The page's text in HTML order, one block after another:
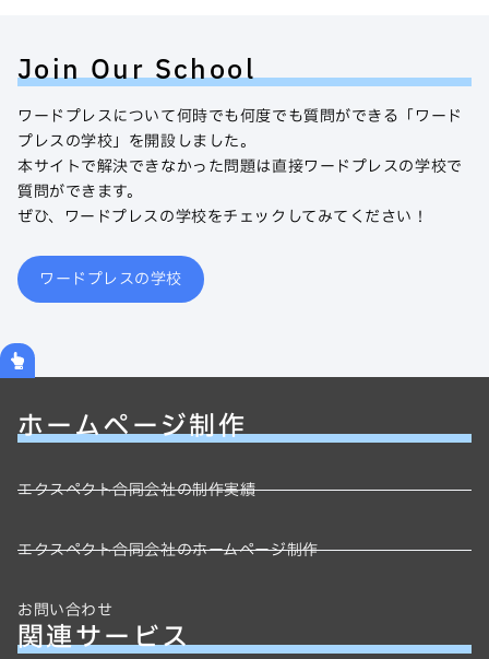
Join Our School
ワードプレスについて何時でも何度でも質問ができる「ワード
プレスの学校」を開設しました。
本サイトで解決できなかった問題は直接ワードプレスの学校で
質問ができます。
ぜひ、ワードプレスの学校をチェックしてみてください！
ワードプレスの学校
ホームページ制作
エクスペクト合同会社の制作実績
エクスペクト合同会社のホームページ制作
お問い合わせ
関連サービス